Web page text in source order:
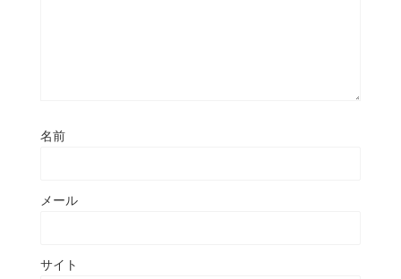
名前
メール
サイト